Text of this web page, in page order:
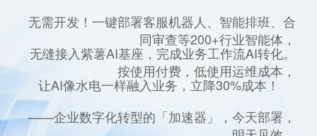
无需开发！一键部署客服机器人、智能排班、合
同审查等200+行业智能体，
无缝接入紫薯AI基座，完成业务工作流AI转化。
按使用付费，低使用运维成本，
让AI像水电一样融入业务，立降30%成本！
——企业数字化转型的「加速器」，今天部署，